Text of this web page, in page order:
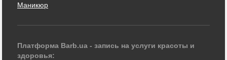
Маникюр
Платформа Barb.ua - запись на услуги красоты и
здоровья: